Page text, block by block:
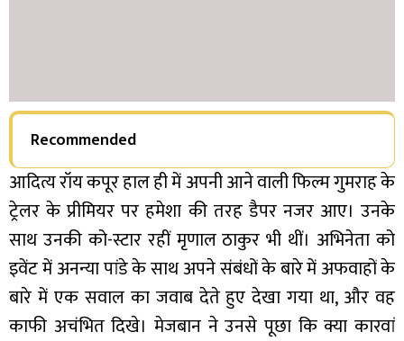
Recommended
आदित्य रॉय कपूर हाल ही में अपनी आने वाली फिल्म गुमराह के
ट्रेलर के प्रीमियर पर हमेशा की तरह डैपर नजर आए। उनके
साथ उनकी को-स्टार रहीं मृणाल ठाकुर भी थीं। अभिनेता को
इवेंट में अनन्या पांडे के साथ अपने संबंधों के बारे में अफवाहों के
बारे में एक सवाल का जवाब देते हुए देखा गया था, और वह
काफी अचंभित दिखे। मेजबान ने उनसे पूछा कि क्या कारवां